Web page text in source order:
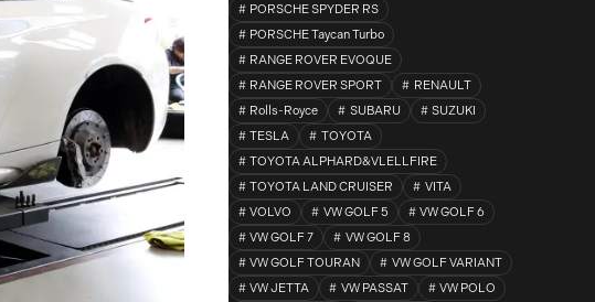
PORSCHE SPYDER RS
PORSCHE Taycan Turbo
RANGE ROVER EVOQUE
RANGE ROVER SPORT
RENAULT
Rolls-Royce
SUBARU
SUZUKI
TESLA
TOYOTA
TOYOTA ALPHARD&VLELLFIRE
TOYOTA LAND CRUISER
VITA
VOLVO
VW GOLF 5
VW GOLF 6
VW GOLF 7
VW GOLF 8
VW GOLF TOURAN
VW GOLF VARIANT
VW JETTA
VW PASSAT VW POLO